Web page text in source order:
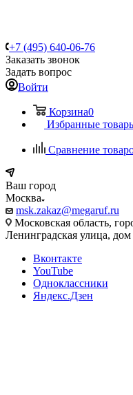
+7 (495) 640-06-76
Заказать звонок
Задать вопрос
Войти
Корзина0
Избранные
Сравнение
Ваш город
Москва
msk.zakaz@megaruf.ru
Московская область,
Ленинградская улица, дом
Вконтакте
YouTube
Одноклассники
Яндекс.Дзен